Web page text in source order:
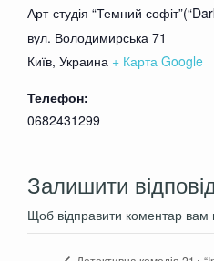
Арт-студія “Темний
вул. Володимирська 71
Київ, Украина + Карта Google
Телефон:
0682431299
Залишити
Щоб відправити коментар вам